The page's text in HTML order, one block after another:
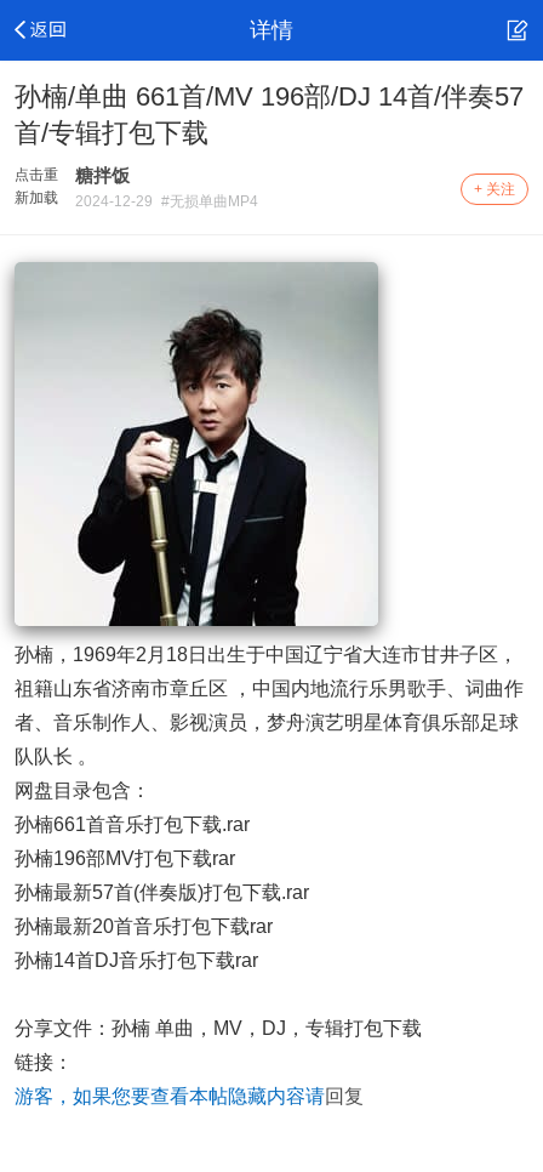
详情
孙楠/单曲 661首/MV 196部/DJ 14首/伴奏57
首/专辑打包下载
点击重
新加载
糖拌饭
2024-12-29 #无损单曲MP4
+ 关注
孙楠，1969年2月18日出生于中国辽宁省大连市甘井子区，
祖籍山东省济南市章丘区 ，中国内地流行乐男歌手、词曲作
者、音乐制作人、影视演员，梦舟演艺明星体育俱乐部足球
队队长 。
网盘目录包含：
孙楠661首音乐打包下载.rar
孙楠196部MV打包下载rar
孙楠最新57首(伴奏版)打包下载.rar
孙楠最新20首音乐打包下载rar
孙楠14首DJ音乐打包下载rar
分享文件：孙楠 单曲，MV，DJ，专辑打包下载
链接：
游客，如果您要查看本帖隐藏内容请回复